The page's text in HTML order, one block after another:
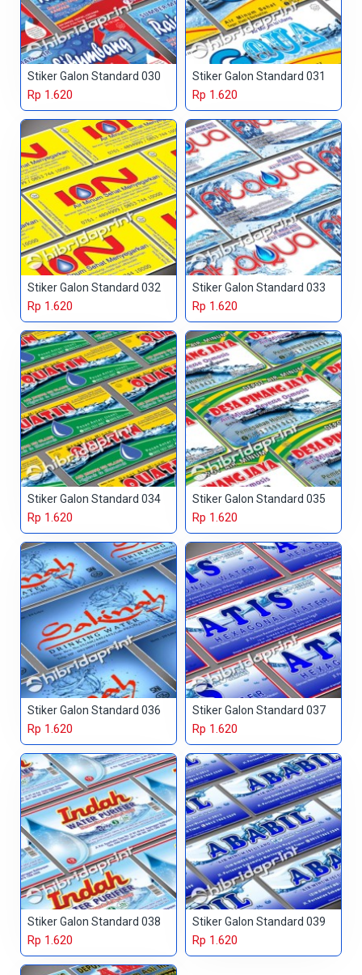
Stiker Galon Standard 030
Rp 1.620
Stiker Galon Standard 031
Rp 1.620
Stiker Galon Standard 032
Rp 1.620
Stiker Galon Standard 033
Rp 1.620
Stiker Galon Standard 034
Rp 1.620
Stiker Galon Standard 035
Rp 1.620
Stiker Galon Standard 036
Rp 1.620
Stiker Galon Standard 037
Rp 1.620
Stiker Galon Standard 038
Rp 1.620
Stiker Galon Standard 039
Rp 1.620